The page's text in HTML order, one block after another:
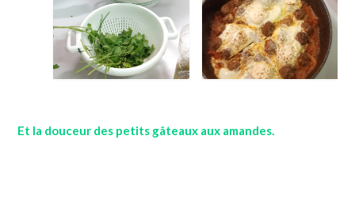
Et la douceur des petits gâteaux aux amandes.